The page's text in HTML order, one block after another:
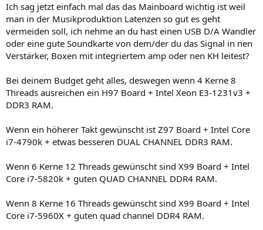
Ich sag jetzt einfach mal das das Mainboard wichtig ist weil
man in der Musikproduktion Latenzen so gut es geht
vermeiden soll, ich nehme an du hast einen USB D/A Wandler
oder eine gute Soundkarte von dem/der du das Signal in nen
Verstärker, Boxen mit integriertem amp oder nen KH leitest?
Bei deinem Budget geht alles, deswegen wenn 4 Kerne 8
Threads ausreichen ein H97 Board + Intel Xeon E3-1231v3 +
DDR3 RAM.
Wenn ein höherer Takt gewünscht ist Z97 Board + Intel Core
i7-4790k + etwas besseren DUAL CHANNEL DDR3 RAM.
Wenn 6 Kerne 12 Threads gewünscht sind X99 Board + Intel
Core i7-5820k + guten QUAD CHANNEL DDR4 RAM.
Wenn 8 Kerne 16 Threads gewünscht sind X99 Board + Intel
Core i7-5960X + guten quad channel DDR4 RAM.